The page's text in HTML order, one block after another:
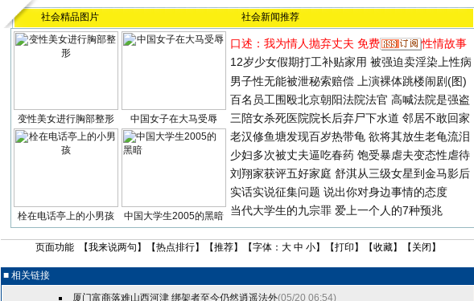
社会精品图片 社会新闻推荐
变性美女进行胸部整形 中国女子在大马受辱
栓在电话亭上的小男孩 中国大学生2005的黑暗
口述：我为情人抛弃丈夫 免费
性情故事
12岁少女假期打工补贴家用 被强迫卖淫染上性病
男子性无能被泄秘索赔偿 上演裸体跳楼闹剧(图)
百名员工围殴北京朝阳法院法官 高喊法院是强盗
三陪女杀死医院院长后弃尸下水道 邻居不敢回家
老汉修鱼塘发现百岁热带龟 欲将其放生老龟流泪
少妇多次被丈夫逼吃春药 饱受暴虐夫变态性虐待
刘翔家获评五好家庭 舒淇从三级女星到金马影后
实话实说征集问题 说出你对身边事情的态度
当代大学生的九宗罪 爱上一个人的7种预兆
页面功能 【我来说两句 】【热点排行】【推荐】【字体： 大 中 小】【打印 】【收藏】【 关闭 】
■ 相关链接
厦门富商落难山西河津 绑架者至今仍然逍遥法外(05/20 06:54)